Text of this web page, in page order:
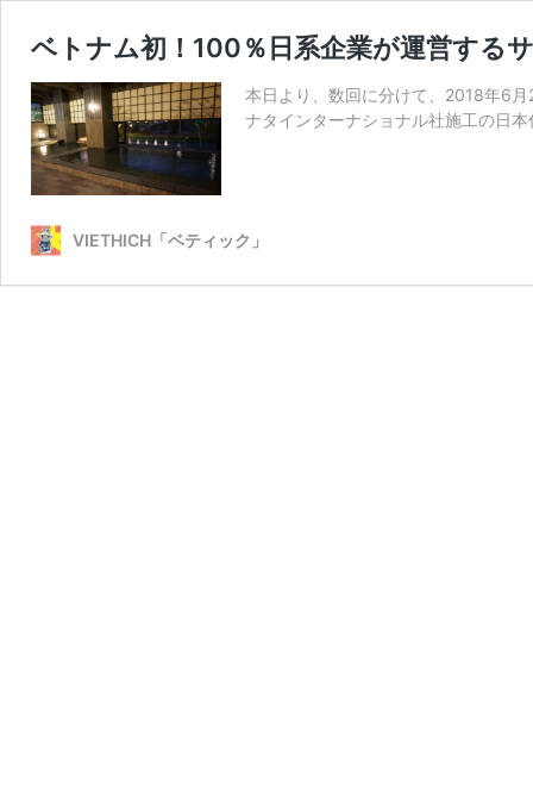
ベトナム初！100％日系企業が運営する
本日より、数回に分けて、2018年6
ナタインターナショナル社施工の日
VIETHICH「ベティック」